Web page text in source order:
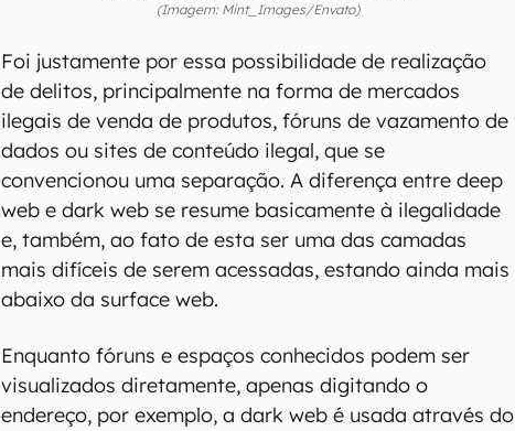
(Imagem: Mint_Images/Envato)
Foi justamente por essa possibilidade de realização
de delitos, principalmente na forma de mercados
ilegais de venda de produtos, fóruns de vazamento de
dados ou sites de conteúdo ilegal, que se
convencionou uma separação. A diferença entre deep
web e dark web se resume basicamente à ilegalidade
e, também, ao fato de esta ser uma das camadas
mais difíceis de serem acessadas, estando ainda mais
abaixo da surface web.
Enquanto fóruns e espaços conhecidos podem ser
visualizados diretamente, apenas digitando o
endereço, por exemplo, a dark web é usada através do